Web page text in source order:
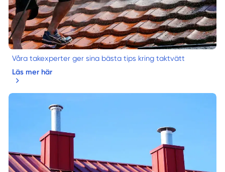
Våra takexperter ger sina bästa tips kring taktvätt
Läs mer här